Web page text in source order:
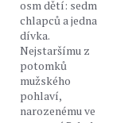
osm dětí: sedm
chlapců a jedna
dívka.
Nejstaršímu z
potomků
mužského
pohlaví,
narozenému ve